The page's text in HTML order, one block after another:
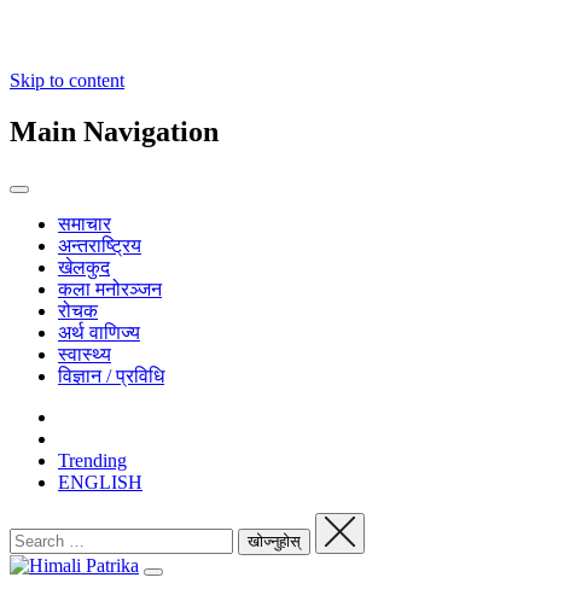
Skip to content
Main Navigation
समाचार
अन्तराष्ट्रिय
खेलकुद
कला मनोरञ्जन
रोचक
अर्थ वाणिज्य
स्वास्थ्य
विज्ञान / प्रविधि
Trending
ENGLISH